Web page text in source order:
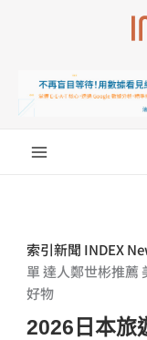
索引新聞 INDEX
單 達人鄭世彬推薦
好物
2026日本旅